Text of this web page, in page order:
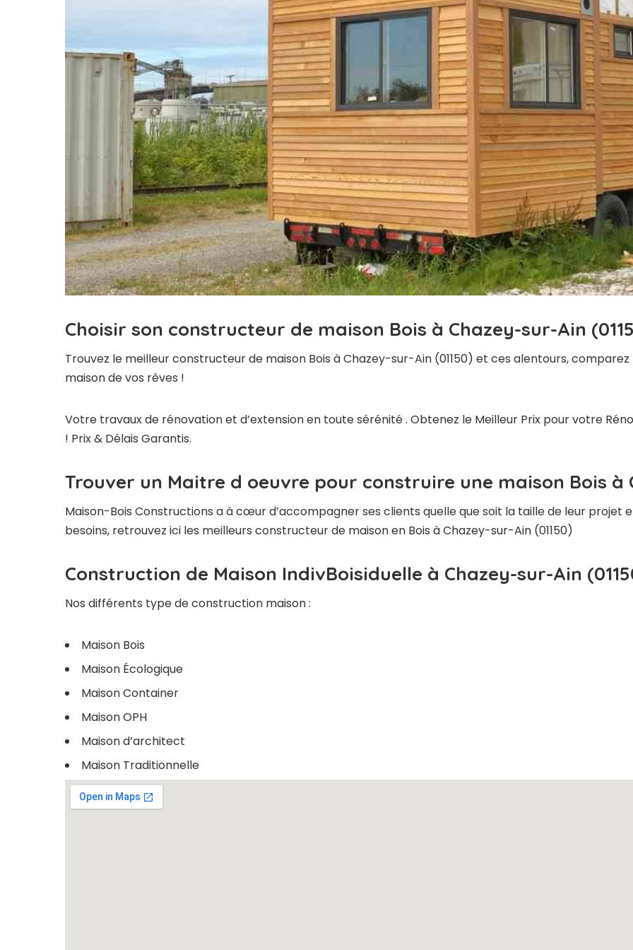
Choisir son constructeur de maison Bois à Chazey-sur-Ain
Trouvez le meilleur constructeur de maison Bois à Chazey-sur-Ain (01150) et ces alentours,
maison de vos rêves !
Votre travaux de rénovation et d’extension en toute sérénité . Obtenez le Meilleur Prix pour votre
! Prix & Délais Garantis.
Trouver un Maitre d oeuvre pour construire une maison Bois à
Maison-Bois Constructions a à cœur d’accompagner ses clients quelle que soit la taille de leur projet
besoins, retrouvez ici les meilleurs constructeur de maison en Bois à Chazey-sur-Ain (01150)
Construction de Maison IndivBoisiduelle à Chazey-sur-Ain
Nos différents type de construction maison :
Maison Bois
Maison Écologique
Maison Container
Maison OPH
Maison d’architect
Maison Traditionnelle